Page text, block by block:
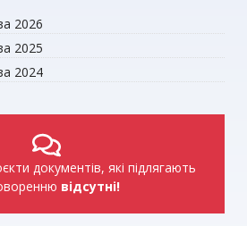
2026
2025
2024
документів, які підлягають
відсутні!